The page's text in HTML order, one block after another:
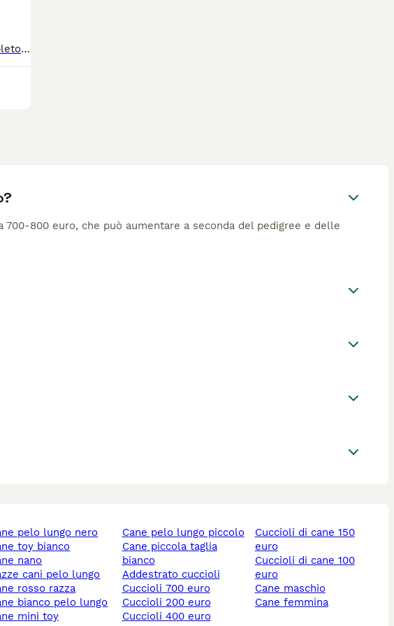
Volpino Italiano maschio, molto allegro e giocherellone. Completo di libretto sanitario con vaccini e microchip. Per tutte le info contattatemi pure.
800 euro, che può aumentare a seconda del pedigree e delle
pelo lungo nero
toy bianco
nano
cani pelo lungo
rosso razza
bianco pelo lungo
mini toy
cane pelo lungo piccolo
cane piccola taglia
bianco
addestrato cuccioli
cuccioli 700 euro
cuccioli 200 euro
cuccioli 400 euro
cuccioli di cane 150
euro
cuccioli di cane 100
euro
cane maschio
cane femmina